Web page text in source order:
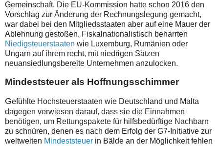
Gemeinschaft. Die EU-Kommission hatte schon 2016 den
Vorschlag zur Änderung der Rechnungslegung gemacht,
war dabei bei den Mitgliedsstaaten aber auf eine Mauer der
Ablehnung gestoßen. Fiskalnationalistisch beharrten
Niedigsteuerstaaten wie Luxemburg, Rumänien oder
Ungarn auf ihrem recht, mit niedrigen Sätzen
neuansiedlungsbereite Unternehmen anzulocken.
Mindeststeuer als Hoffnungsschimmer
Gefühlte Hochsteuerstaaten wie Deutschland und Malta
dagegen verwiesen darauf, dass sie die Einnahmen
benötigen, um Rettungspakete für hilfsbedürftige Nachbarn
zu schnüren, denen es nach dem Erfolg der G7-Initiative zur
weltweiten Mindeststeuer in Bälde an der Möglichkeit fehlen